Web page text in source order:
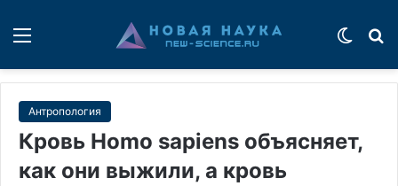
Антропология
Кровь Homo sapiens объясняет,
как они выжили, а кровь